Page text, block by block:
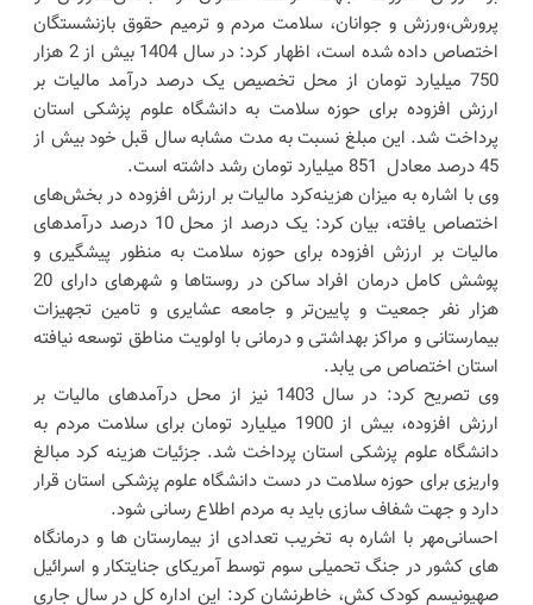
پرورش،ورزش و جوانان، سلامت مردم و ترمیم حقوق بازنشستگان
اختصاص داده شده است، اظهار کرد: در سال 1404 بیش از 2 هزار
750 میلیارد تومان از محل تخصیص یک درصد درآمد مالیات بر
ارزش افزوده برای حوزه سلامت به دانشگاه علوم پزشکی استان
پرداخت شد. این مبلغ نسبت به مدت مشابه سال قبل خود بیش از
45 درصد معادل 851 میلیارد تومان رشد داشته است.
وی با اشاره به میزان هزینه‌کرد مالیات بر ارزش افزوده در بخش‌های
اختصاص یافته، بیان کرد: یک درصد از محل 10 درصد درآمدهای
مالیات بر ارزش افزوده برای حوزه سلامت به منظور پیشگیری و
پوشش کامل درمان افراد ساکن در روستاها و شهرهای دارای 20
هزار نفر جمعیت و پایین‌تر و جامعه عشایری و تامین تجهیزات
بیمارستانی و مراکز بهداشتی و درمانی با اولویت مناطق توسعه نیافته
استان اختصاص می یابد.
وی تصریح کرد: در سال 1403 نیز از محل درآمدهای مالیات بر
ارزش افزوده، بیش از 1900 میلیارد تومان برای سلامت مردم به
دانشگاه علوم پزشکی استان پرداخت شد. جزئیات هزینه کرد مبالغ
واریزی برای حوزه سلامت در دست دانشگاه علوم پزشکی استان قرار
دارد و جهت شفاف سازی باید به مردم اطلاع رسانی شود.
احسانی‌مهر با اشاره به تخریب تعدادی از بیمارستان ها و درمانگاه
های کشور در جنگ تحمیلی سوم توسط آمریکای جنایتکار و اسرائیل
صهیونیسم کودک کش، خاطرنشان کرد: این اداره کل در سال جاری